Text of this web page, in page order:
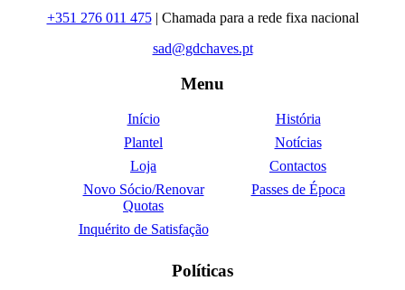
+351 276 011 475| Chamada para a rede fixa nacional
sad@gdchaves.pt
Menu
Início
História
Plantel
Notícias
Loja
Contactos
Novo Sócio/Renovar
Quotas
Passes de Época
Inquérito de Satisfação
Políticas